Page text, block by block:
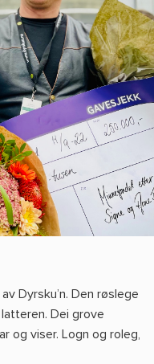
Dyrsku’n. Den røslege
Dei grove
og viser. Logn og roleg,